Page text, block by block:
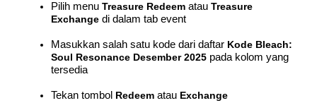
Pilih menu Treasure Redeem atau Treasure
Exchange di dalam tab event
Masukkan salah satu kode dari daftar Kode Bleach:
Soul Resonance Desember 2025 pada kolom yang
tersedia
Tekan tombol Redeem atau Exchange